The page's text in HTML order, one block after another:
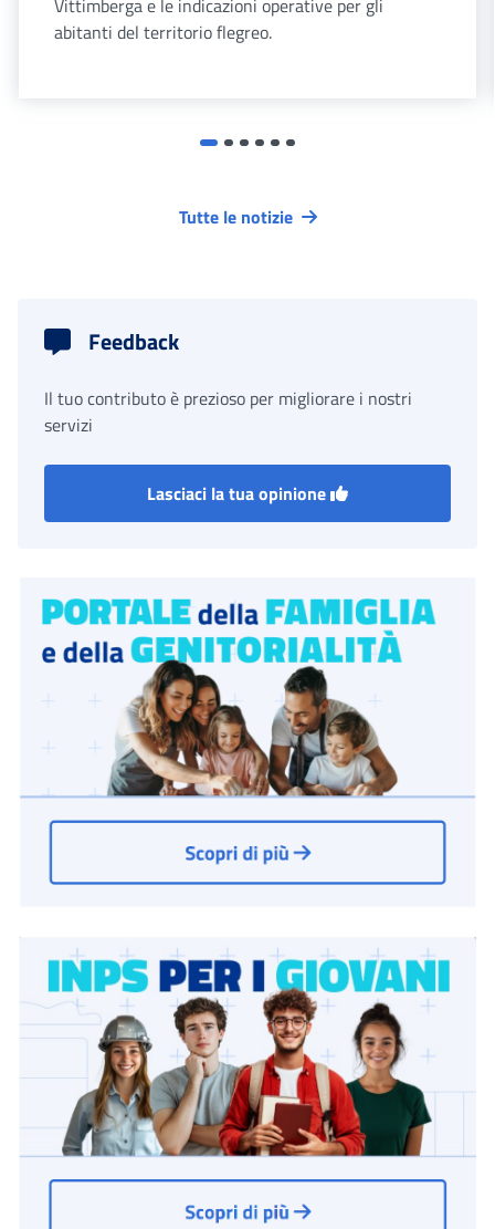
Vittimberga e le indicazioni operative per gli
abitanti del territorio flegreo.
Tutte le notizie
Feedback
Il tuo contributo è prezioso per migliorare i nostri
servizi
Lasciaci la tua opinione